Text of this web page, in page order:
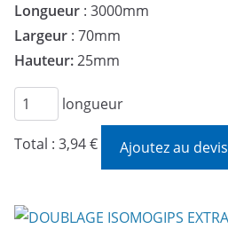
Longueur : 3000mm
Largeur : 70mm
Hauteur:25mm
quantité
de
SEMELLE
CARREAUX
longueur
Total : 3,94 € Ajoutez au devis